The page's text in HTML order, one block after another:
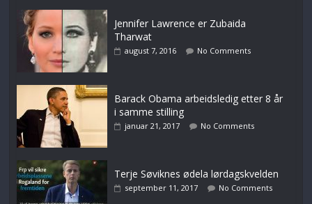
Jennifer Lawrence er Zubaida
Tharwat
august 7, 2016 No Comments
Barack Obama arbeidsledig etter 8 år
i samme stilling
januar 21, 2017 No Comments
Terje Søviknes ødela lørdagskvelden
september 11, 2017 No Comments